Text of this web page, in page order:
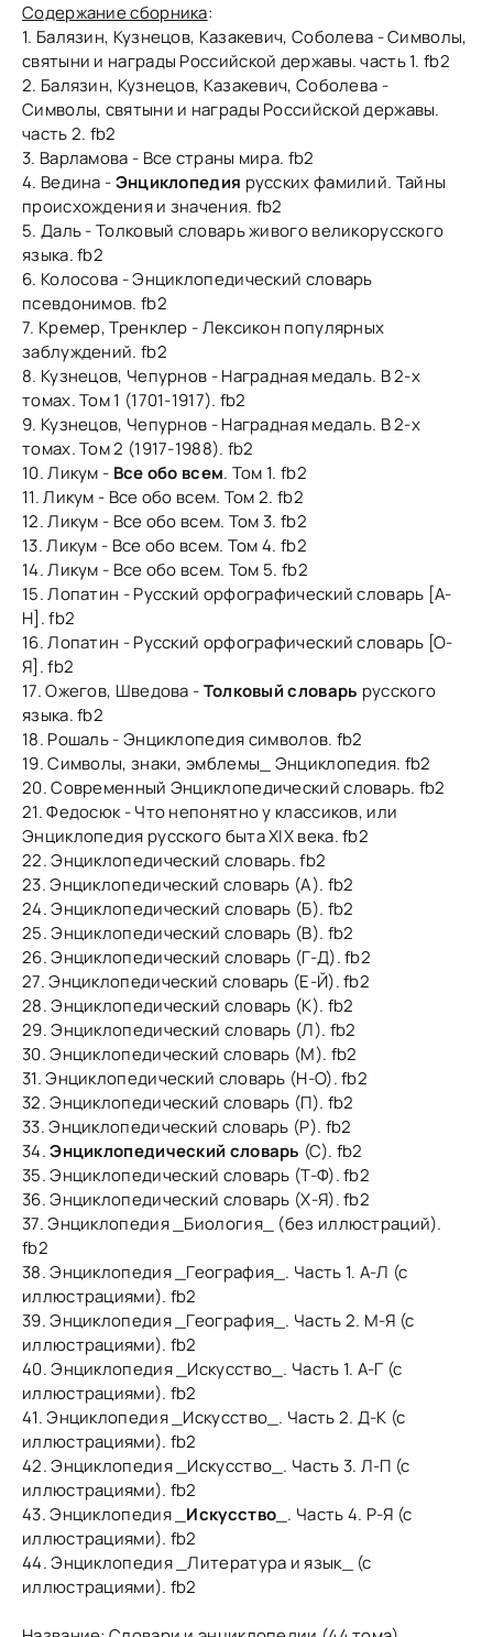
Содержание сборника:
1. Балязин, Кузнецов, Казакевич, Соболева - Символы,
святыни и награды Российской державы. часть 1. fb2
2. Балязин, Кузнецов, Казакевич, Соболева -
Символы, святыни и награды Российской державы.
часть 2. fb2
3. Варламова - Все страны мира. fb2
4. Ведина -Энциклопедия русских фамилий. Тайны
происхождения и значения. fb2
5. Даль - Толковый словарь живого великорусского
языка. fb2
6. Колосова - Энциклопедический словарь
псевдонимов. fb2
7. Кремер, Тренклер - Лексикон популярных
заблуждений. fb2
8. Кузнецов, Чепурнов - Наградная медаль. В 2-х
томах. Том 1 (1701-1917). fb2
9. Кузнецов, Чепурнов - Наградная медаль. В 2-х
томах. Том 2 (1917-1988). fb2
10. Ликум - Все обо всем. Том 1. fb2
11. Ликум - Все обо всем. Том 2. fb2
12. Ликум - Все обо всем. Том 3. fb2
13. Ликум - Все обо всем. Том 4. fb2
14. Ликум - Все обо всем. Том 5. fb2
15. Лопатин - Русский орфографический словарь [А-
Н]. fb2
16. Лопатин - Русский орфографический словарь [О-
Я]. fb2
17. Ожегов, Шведова -Толковый словарь русского
языка. fb2
18. Рошаль - Энциклопедия символов. fb2
19. Символы, знаки, эмблемы_ Энциклопедия. fb2
20. Современный Энциклопедический словарь. fb2
21. Федосюк - Что непонятно у классиков, или
Энциклопедия русского быта XIX века. fb2
22. Энциклопедический словарь. fb2
23. Энциклопедический словарь (А). fb2
24. Энциклопедический словарь (Б). fb2
25. Энциклопедический словарь (В). fb2
26. Энциклопедический словарь (Г-Д). fb2
27. Энциклопедический словарь (Е-Й). fb2
28. Энциклопедический словарь (К). fb2
29. Энциклопедический словарь (Л). fb2
30. Энциклопедический словарь (М). fb2
31. Энциклопедический словарь (Н-О). fb2
32. Энциклопедический словарь (П). fb2
33. Энциклопедический словарь (Р). fb2
34.Энциклопедический словарь (С). fb2
35. Энциклопедический словарь (Т-Ф). fb2
36. Энциклопедический словарь (Х-Я). fb2
37. Энциклопедия _Биология_ (без иллюстраций).
fb2
38. Энциклопедия _География_. Часть 1. А-Л (с
иллюстрациями). fb2
39. Энциклопедия _География_. Часть 2. М-Я (с
иллюстрациями). fb2
40. Энциклопедия _Искусство_. Часть 1. А-Г (с
иллюстрациями). fb2
41. Энциклопедия _Искусство_. Часть 2. Д-К (с
иллюстрациями). fb2
42. Энциклопедия _Искусство_. Часть 3. Л-П (с
иллюстрациями). fb2
43. Энциклопедия _ Искусство _. Часть 4. Р-Я (с
иллюстрациями). fb2
44. Энциклопедия _Литература и язык_ (с
иллюстрациями). fb2